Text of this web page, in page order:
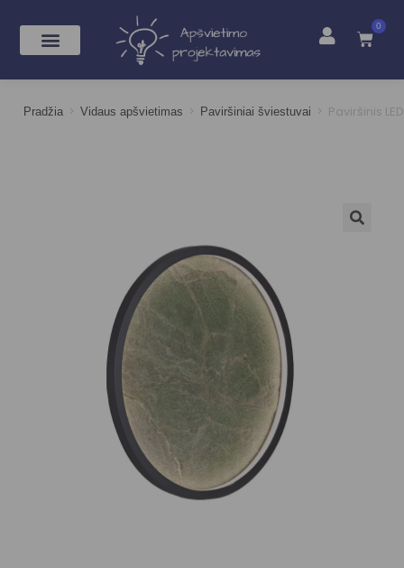
0
Pradžia > Vidaus apšvietimas > Paviršiniai šviestuvai > Paviršinis